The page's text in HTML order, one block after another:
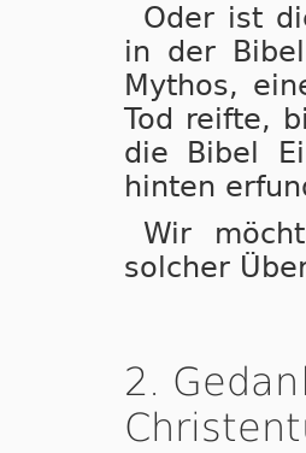
Oder ist
in der
Mythos,
Tod reifte,
die Bibel
hinten
Wir
solcher
2.